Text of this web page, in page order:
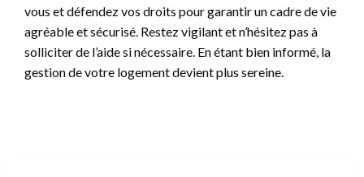
vous et défendez vos droits pour garantir un cadre de vie
agréable et sécurisé. Restez vigilant et n’hésitez pas à
solliciter de l’aide si nécessaire. En étant bien informé, la
gestion de votre logement devient plus sereine.